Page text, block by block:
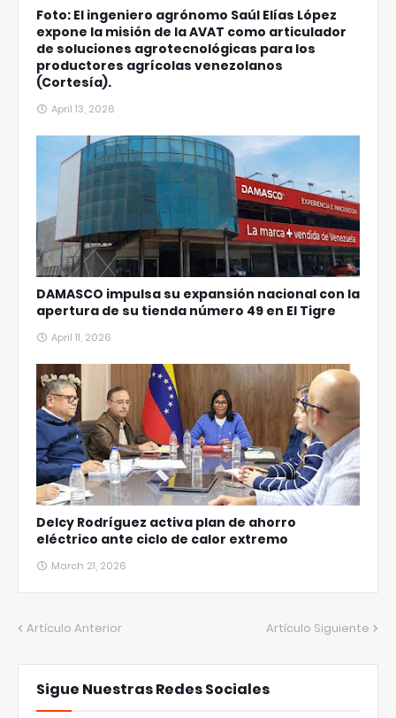
Foto: El ingeniero agrónomo Saúl Elías López
expone la misión de la AVAT como articulador
de soluciones agrotecnológicas para los
productores agrícolas venezolanos
(Cortesía).
April 13, 2026
DAMASCO impulsa su expansión nacional con la
apertura de su tienda número 49 en El Tigre
April 11, 2026
Delcy Rodríguez activa plan de ahorro
eléctrico ante ciclo de calor extremo
March 21, 2026
Artículo Anterior Artículo Siguiente
Sigue Nuestras Redes Sociales